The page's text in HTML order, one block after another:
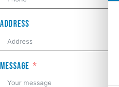
Address
Message